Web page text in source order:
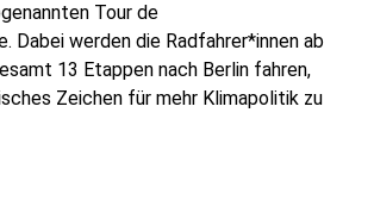
Tour de
Dabei werden die Radfahrer*innen ab
13 Etappen nach Berlin fahren,
Zeichen für mehr Klimapolitik zu